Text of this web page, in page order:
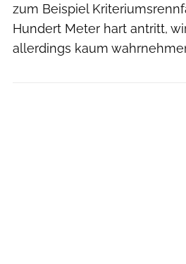
zum Beispiel
Hundert Meter hart antritt,
allerdings kaum